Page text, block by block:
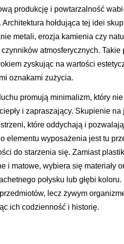
produkcję i powtarzalność
hołdująca tej idei
metali, erozja kamienia czy
atmosferycznych.
zyskując na wartości
oznakami zużycia.
promują minimalizm, który
i zapraszający. Skupienie
które oddychają i
elementu wyposażenia jest tu
do starzenia się. Zamiast
i matowe, wybiera się materiały
połysku lub głębi
lecz żywym
ich codzienność i historię.